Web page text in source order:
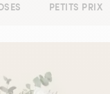
PETITS PRIX